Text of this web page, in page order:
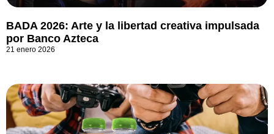
BADA 2026: Arte y la libertad creativa impulsada
por Banco Azteca
21 enero 2026